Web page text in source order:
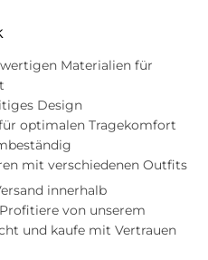
Materialien für
Design
optimalen Tragekomfort
mit verschiedenen Outfits
innerhalb
von unserem
und kaufe mit Vertrauen